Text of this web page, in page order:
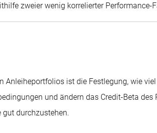
zweier wenig korrelierter Performance-
Anleiheportfolios ist die Festlegung, wie
und ändern das Credit-Beta
durchzustehen.